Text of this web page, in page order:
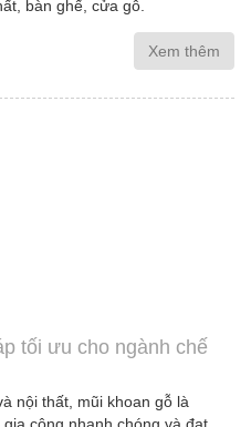
bàn ghế, cửa gỗ.
Xem thêm
tối ưu cho ngành chế
nội thất, mũi khoan gỗ là